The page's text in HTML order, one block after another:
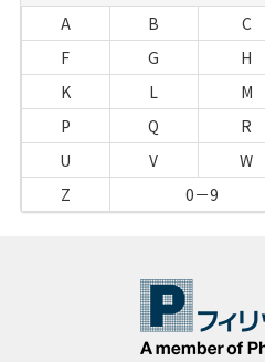
A B C
F
G H
K
L M
P
Q R
U
V W
Z
0－9